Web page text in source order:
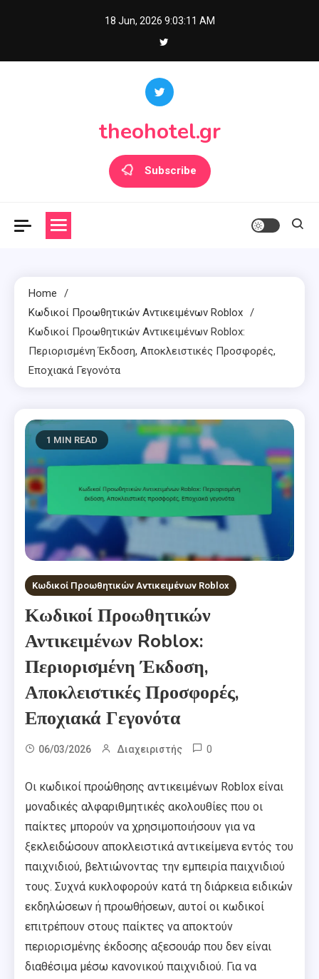
18 Jun, 2026 9:03:13 AM
theohotel.gr
Subscribe
Home
Κωδικοί Προωθητικών Αντικειμένων Roblox
Κωδικοί Προωθητικών Αντικειμένων Roblox:
Περιορισμένη Έκδοση, Αποκλειστικές Προσφορές,
Εποχιακά Γεγονότα
1 MIN READ
Κωδικοί Προωθητικών Αντικειμένων Roblox
Κωδικοί Προωθητικών
Αντικειμένων Roblox:
Περιορισμένη Έκδοση,
Αποκλειστικές Προσφορές,
Εποχιακά Γεγονότα
06/03/2026 Διαχειριστής 0
Οι κωδικοί προώθησης αντικειμένων Roblox είναι
μοναδικές αλφαριθμητικές ακολουθίες που οι
παίκτες μπορούν να χρησιμοποιήσουν για να
ξεκλειδώσουν αποκλειστικά αντικείμενα εντός του
παιχνιδιού, βελτιώνοντας την εμπειρία παιχνιδιού
τους. Συχνά κυκλοφορούν κατά τη διάρκεια ειδικών
εκδηλώσεων ή προωθήσεων, αυτοί οι κωδικοί
επιτρέπουν στους παίκτες να αποκτούν
περιορισμένης έκδοσης αξεσουάρ που δεν είναι
διαθέσιμα μέσω κανονικού παιχνιδιού. Για να